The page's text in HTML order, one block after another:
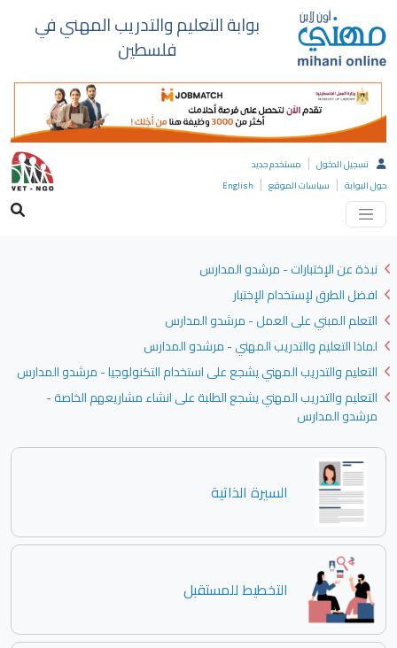
بوابة التعليم والتدريب المهني في
فلسطين
تسجيل الدخول | مستخدم جديد
حول البوابة | سياسات الموقع |
English
نبذة عن الإختبارات - مرشدو المدارس
افضل الطرق لإستخدام الإختبار
التعلم المبني على العمل - مرشدو المدارس
لماذا التعليم والتدريب المهني - مرشدو المدارس
التعليم والتدريب المهني يشجع على استخدام التكنولوجيا - مرشدو المدارس
التعليم والتدريب المهني يشجع الطلبة على انشاء مشاريعهم الخاصة -
مرشدو المدارس
السيرة الذاتية
التخطيط للمستقبل